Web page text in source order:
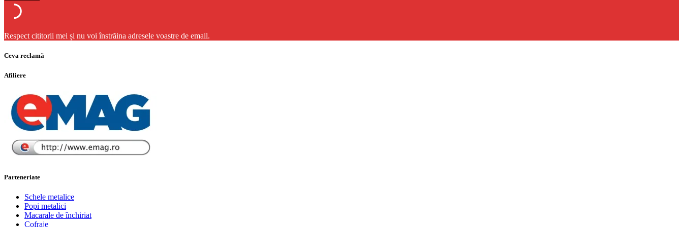
Respect cititorii mei și nu voi înstrăina adresele voastre de email.
Ceva reclamă
Afiliere
Parteneriate
Schele metalice
Popi metalici
Macarale de închiriat
Cofraje